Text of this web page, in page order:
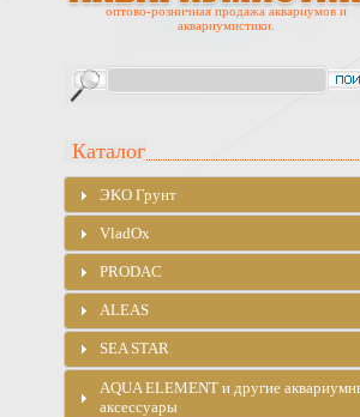
оптово-розничная продажа аквариумов и
аквариумистики.
Каталог
ЭKO Грунт
VladOx
PRODAC
ALEAS
SEA STAR
AQUA ELEMENT и другие
аксессуары